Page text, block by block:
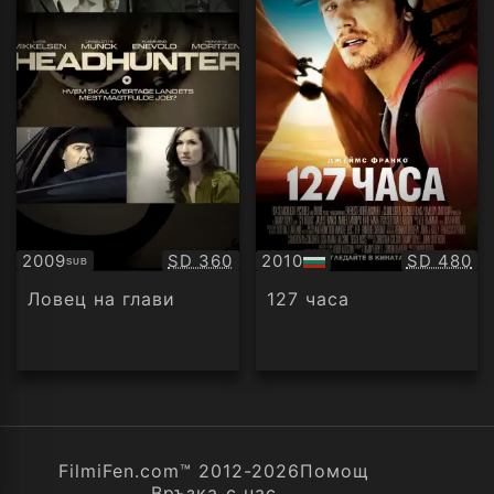
2009SUB
Субтитри Качество:
SD 360
Ловец на глави
2010
БГ
аудио
SD 480
127 часа
FilmiFen.com™ 2012-2026Помощ